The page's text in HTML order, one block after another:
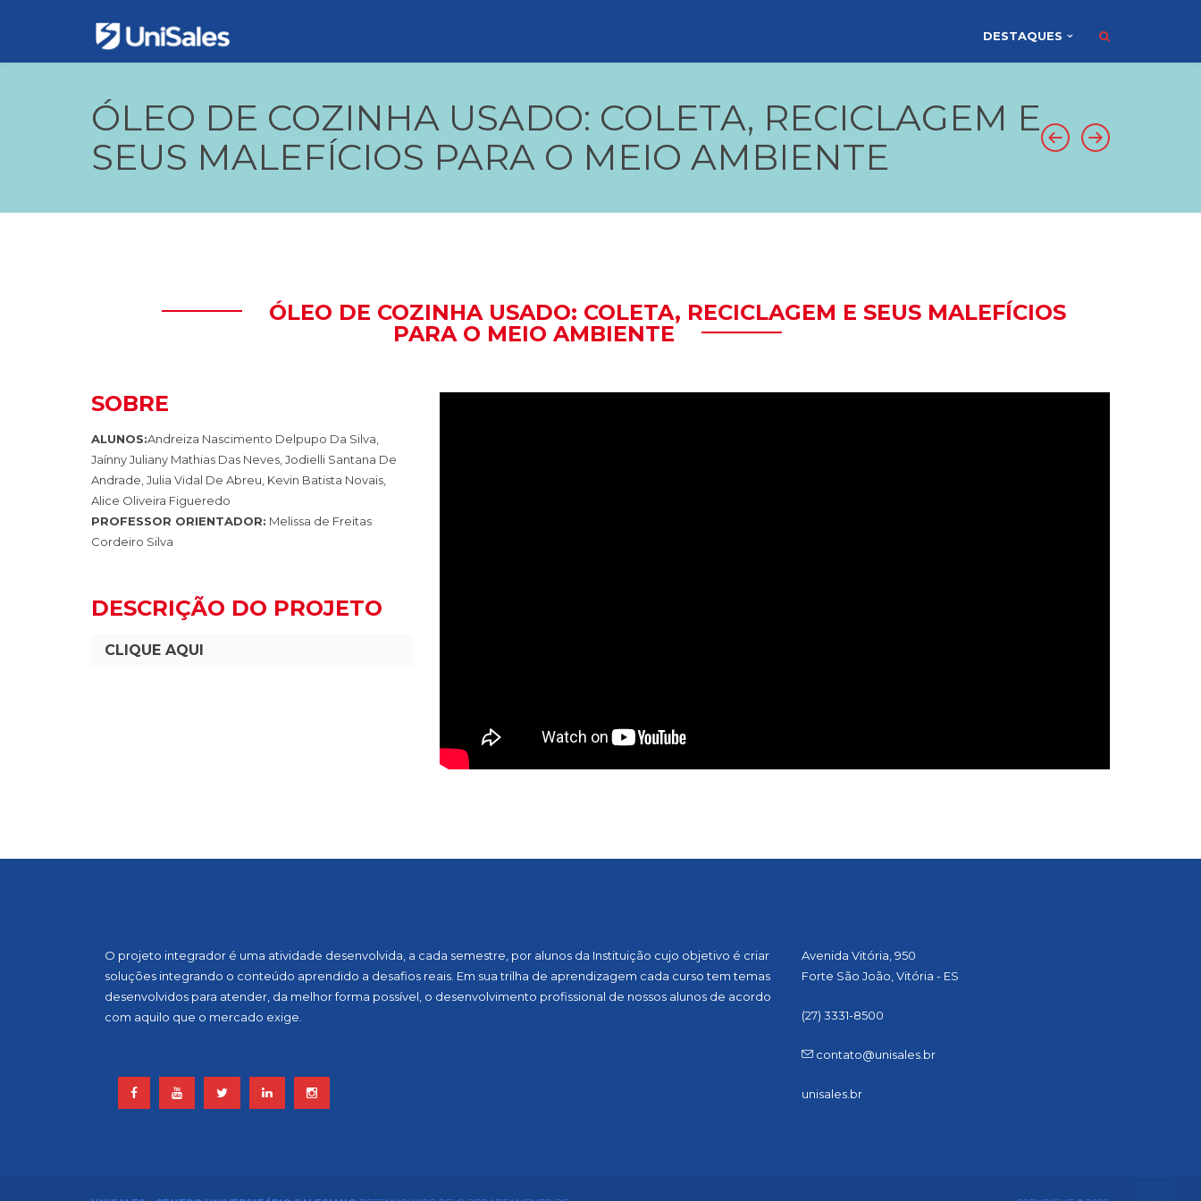
DESTAQUES
ÓLEO DE COZINHA USADO: COLETA, RECICLAGEM E
SEUS MALEFÍCIOS PARA O MEIO AMBIENTE
ÓLEO DE COZINHA USADO: COLETA, RECICLAGEM E SEUS MALEFÍCIOS
PARA O MEIO AMBIENTE
SOBRE
ALUNOS:Andreiza Nascimento Delpupo Da Silva,
Jaínny Juliany Mathias Das Neves, Jodielli Santana De
Andrade, Julia Vidal De Abreu, Kevin Batista Novais, ​
Alice Oliveira Figueredo
PROFESSOR ORIENTADOR: Melissa de Freitas
Cordeiro Silva
DESCRIÇÃO DO PROJETO
CLIQUE AQUI
O projeto integrador é uma atividade desenvolvida, a cada semestre, por alunos da Instituição cujo objetivo é criar
soluções integrando o conteúdo aprendido a desafios reais. Em sua trilha de aprendizagem cada curso tem temas
desenvolvidos para atender, da melhor forma possível, o desenvolvimento profissional de nossos alunos de acordo
com aquilo que o mercado exige.
Avenida Vitória, 950
Forte São João, Vitória - ES
(27) 3331-8500
contato@unisales.br
unisales.br